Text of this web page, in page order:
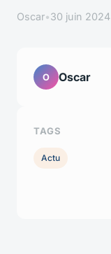
Oscar•30 juin 2024
O Oscar
TAGS
Actu